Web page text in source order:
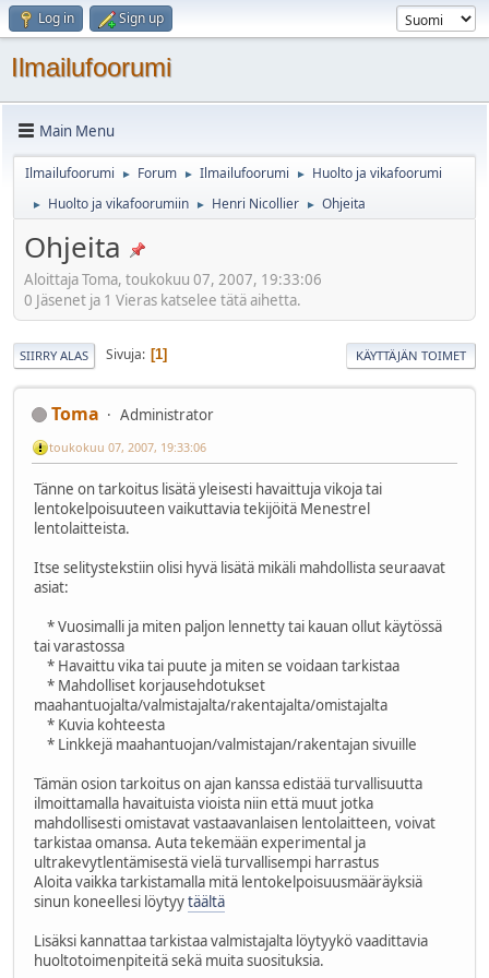
Log in Sign up
Ilmailufoorumi
Main Menu
Ilmailufoorumi ► Forum ► Ilmailufoorumi ► Huolto ja vikafoorumi
► Huolto ja vikafoorumiin ► Henri Nicollier ► Ohjeita
Ohjeita
Aloittaja Toma, toukokuu 07, 2007, 19:33:06
0 Jäsenet ja 1 Vieras katselee tätä aihetta.
SIIRRY ALAS Sivuja 1 KÄYTTÄJÄN TOIMET
Toma Administrator
toukokuu 07, 2007, 19:33:06
Tänne on tarkoitus lisätä yleisesti havaittuja vikoja tai
lentokelpoisuuteen vaikuttavia tekijöitä Menestrel
lentolaitteista.
Itse selitystekstiin olisi hyvä lisätä mikäli mahdollista seuraavat
asiat:
* Vuosimalli ja miten paljon lennetty tai kauan ollut käytössä
tai varastossa
* Havaittu vika tai puute ja miten se voidaan tarkistaa
* Mahdolliset korjausehdotukset
maahantuojalta/valmistajalta/rakentajalta/omistajalta
* Kuvia kohteesta
* Linkkejä maahantuojan/valmistajan/rakentajan sivuille
Tämän osion tarkoitus on ajan kanssa edistää turvallisuutta
ilmoittamalla havaituista vioista niin että muut jotka
mahdollisesti omistavat vastaavanlaisen lentolaitteen, voivat
tarkistaa omansa. Auta tekemään experimental ja
ultrakevytlentämisestä vielä turvallisempi harrastus
Aloita vaikka tarkistamalla mitä lentokelpoisuusmääräyksiä
sinun koneellesi löytyytäältä
Lisäksi kannattaa tarkistaa valmistajalta löytyykö vaadittavia
huoltotoimenpiteitä sekä muita suosituksia.